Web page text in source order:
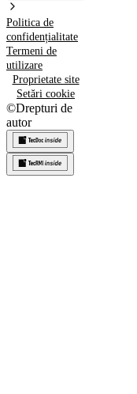
Politica de
confidențialitate
Termeni de
utilizare
Proprietate site
Setări cookie
©Drepturi de
autor